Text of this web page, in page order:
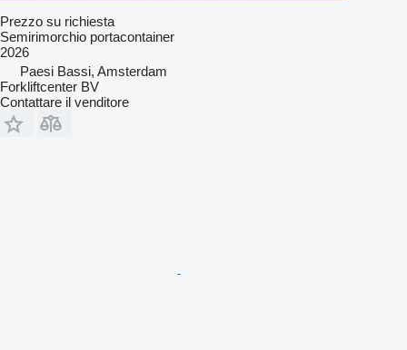
Prezzo su richiesta
Semirimorchio portacontainer
2026
Paesi Bassi, Amsterdam
Forkliftcenter BV
Contattare il venditore